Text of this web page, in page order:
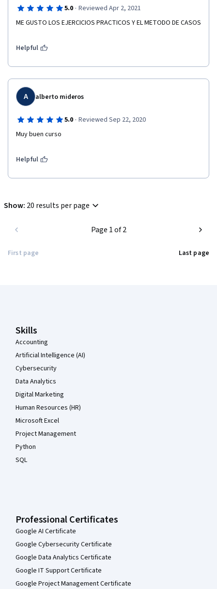
5.0 · Reviewed Apr 2, 2021
Helpful
A alberto mideros
5.0 · Reviewed Sep 22, 2020
Muy buen curso
Helpful
Show: 20 results per page
First page
Page 1 of 2
Last page
Skills
Accounting
Artificial Intelligence (AI)
Cybersecurity
Data Analytics
Digital Marketing
Human Resources (HR)
Microsoft Excel
Project Management
Python
SQL
Professional Certificates
Google AI Certificate
Google Cybersecurity Certificate
Google Data Analytics Certificate
Google IT Support Certificate
Google Project Management Certificate